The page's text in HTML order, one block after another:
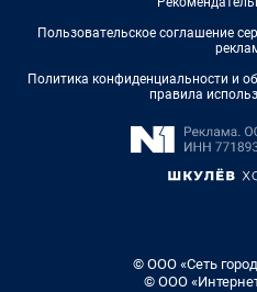
Пользовательское соглашение
Политика конфиденциальности и
правила
© ООО «Сеть
© ООО